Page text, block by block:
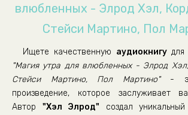
влюбленных - Элрод Хэл,
Стейси Мартино, Пол
Ищете качественную аудиокнигудля
"Магия утра для влюбленных - Элрод
Стейси Мартино, Пол Мартино"-
произведение, которое заслуживает
Автор "Хэл Элрод" создал